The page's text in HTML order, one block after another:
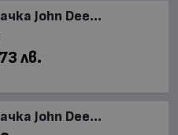
John Dee...
лв.
John Dee...